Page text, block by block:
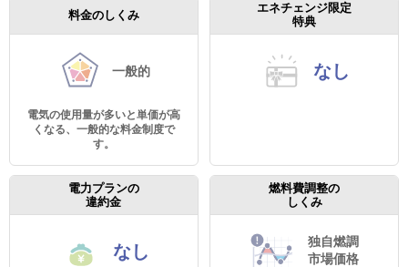
料金のしくみ
一般的
電気の使用量が多いと単価が高
くなる、一般的な料金制度で
す。
エネチェンジ限定
特典
なし
電力プランの
違約金
なし
燃料費調整の
しくみ
独自燃調
市場価格